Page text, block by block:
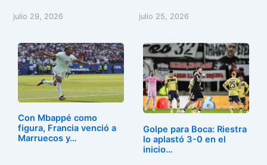
julio 29, 2026 julio 25, 2026
Con Mbappé como
figura, Francia venció a
Marruecos y…
Golpe para Boca: Riestra
lo aplastó 3-0 en el
inicio…